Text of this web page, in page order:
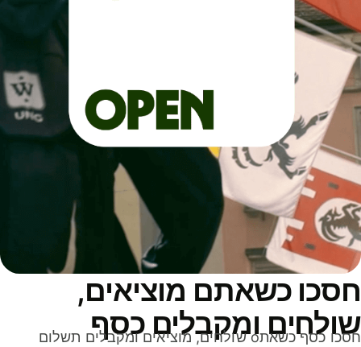
כשאתם מוציאים,
ומקבלים כסף
חסכו כסף כשאתo שולחים, מוציאים ומקבלים תשלום